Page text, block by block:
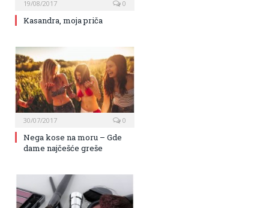
19/08/2017 0
Kasandra, moja priča
30/07/2017 0
Nega kose na moru – Gde
dame najčešće greše